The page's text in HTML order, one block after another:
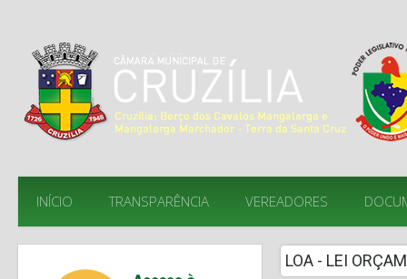
INÍCIO TRANSPARÊNCIA VEREADORES
LOA - LEI